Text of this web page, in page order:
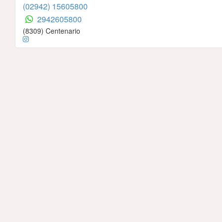
(02942) 15605800
2942605800
(8309) Centenario